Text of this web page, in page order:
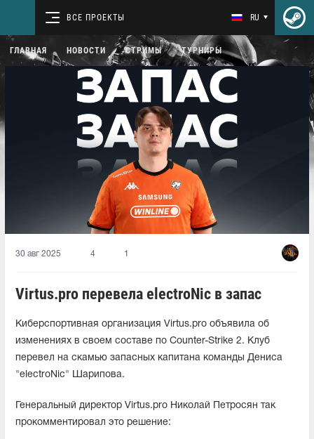
ВСЕ ПРОЕКТЫ RU
ГЛАВНАЯ НОВОСТИ СТРИМЫ ТУРНИРЫ
30 авг 2025 4 1
Virtus.pro перевела electroNic в запас
Киберспортивная организация Virtus.pro объявила об
изменениях в своем составе по Counter-Strike 2. Клуб
перевел на скамью запасных капитана команды Дениса
"electroNic" Шарипова.
Генеральный директор Virtus.pro Николай Петросян так
прокомментировал это решение: